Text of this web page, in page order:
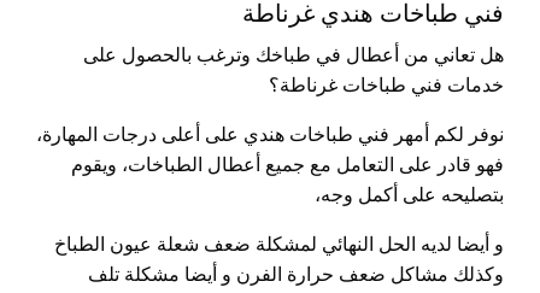
فني طباخات هندي غرناطة
هل تعاني من أعطال في طباخك وترغب بالحصول على
خدمات فني طباخات غرناطة؟
نوفر لكم أمهر فني طباخات هندي على أعلى درجات المهارة،
فهو قادر على التعامل مع جميع أعطال الطباخات، ويقوم
بتصليحه على أكمل وجه،
و أيضا لديه الحل النهائي لمشكلة ضعف شعلة عيون الطباخ
وكذلك مشاكل ضعف حرارة الفرن و أيضا مشكلة تلف